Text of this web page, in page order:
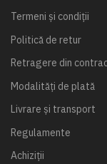
Termeni și condiții
Politică de retur
Retragere din
Modalități de plată
Livrare și transport
Regulamente
Achiziții